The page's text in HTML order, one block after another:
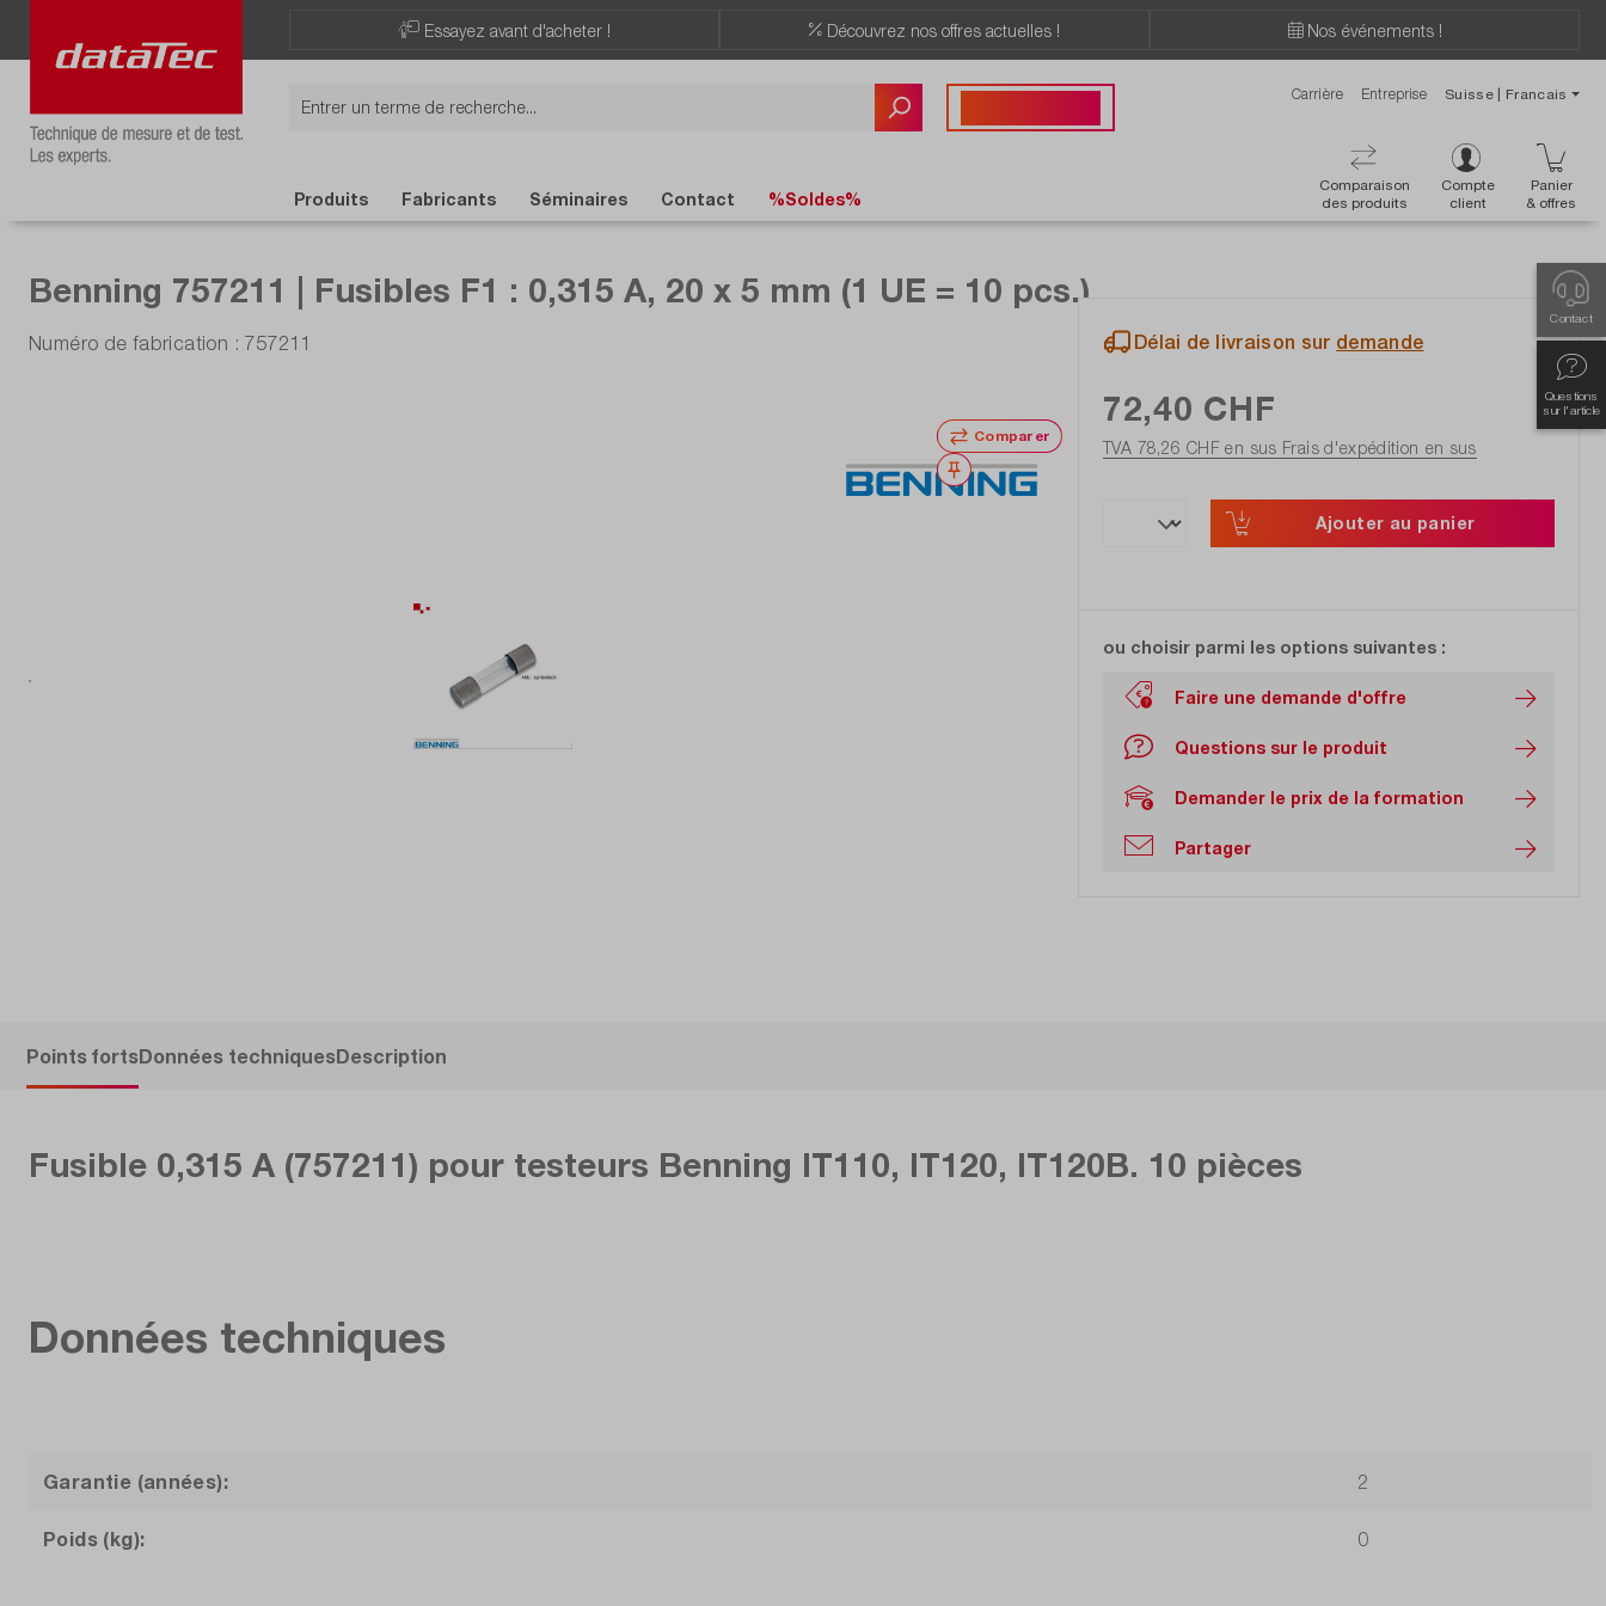
Essayez avant d'acheter ! Découvrez nos offres actuelles ! Nos événements !
Carrière Entreprise Suisse | Francais
Comparaison
des produits
Compte
client
Panier
& offres
Produits Fabricants Séminaires Contact %Soldes%
Contact
Questions
sur l'article
Benning 757211 | Fusibles F1 : 0,315 A, 20 x 5 mm (1 UE = 10 pcs.)
Numéro de fabrication : 757211
Comparer
Noter
Délai de livraison sur demande
72,40 CHF
TVA 78,26 CHF en sus Frais d'expédition en sus
Ajouter au panier
ou choisir parmi les options suivantes :
Faire une demande d'offre
Questions sur le produit
Demander le prix de la formation
Partager
Points fortsDonnées techniquesDescription
Fusible 0,315 A (757211) pour testeurs Benning IT110, IT120, IT120B. 10 pièces
Données techniques
Garantie (années): 2
Poids (kg): 0